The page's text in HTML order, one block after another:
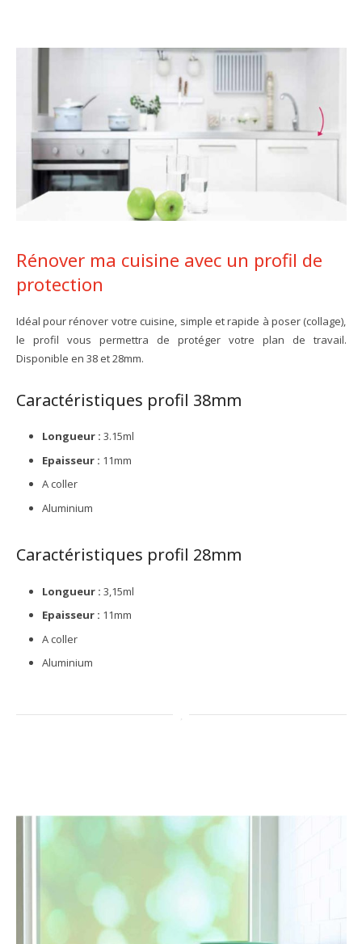
Rénover ma cuisine avec un profil de
protection
Idéal pour rénover votre cuisine, simple et rapide à poser (collage),
le profil vous permettra de protéger votre plan de travail.
Disponible en 38 et 28mm.
Caractéristiques profil 38mm
Longueur : 3.15ml
Epaisseur : 11mm
A coller
Aluminium
Caractéristiques profil 28mm
Longueur : 3,15ml
Epaisseur : 11mm
A coller
Aluminium